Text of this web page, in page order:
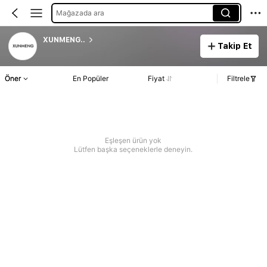
Mağazada ara
XUNMENG..
Takip Et
Öner En Popüler Fiyat Filtrele
Eşleşen ürün yok
Lütfen başka seçeneklerle deneyin.